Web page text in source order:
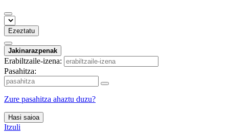
Ezeztatu
Jakinarazpenak
Erabiltzaile-izena:
Pasahitza:
Zure pasahitza ahaztu duzu?
Hasi saioa
Itzuli